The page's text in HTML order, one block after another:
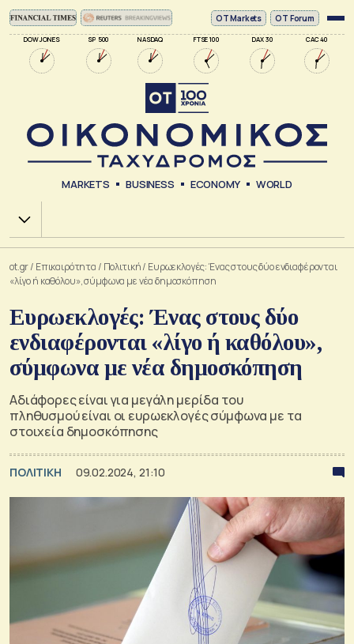
DOW JONES SP 500 NASDAQ FTSE 100 DAX 30 CAC 40
ΟΤ Markets OT Forum
MARKETS BUSINESS ECONOMY WORLD
Χ.Α.
ot.gr/ Επικαιρότητα / Πολιτική/ Ευρωεκλογές: Ένας στους δύο ενδιαφέρονται
«λίγο ή καθόλου», σύμφωνα με νέα δημοσκόπηση
Ευρωεκλογές: Ένας στους δύο
ενδιαφέρονται «λίγο ή καθόλου»,
σύμφωνα με νέα δημοσκόπηση
Αδιάφορες είναι για μεγάλη μερίδα του
πληθυσμού είναι οι ευρωεκλογές σύμφωνα με τα
στοιχεία δημοσκόπησης
ΠΟΛΙΤΙΚΗ 09.02.2024, 21:10